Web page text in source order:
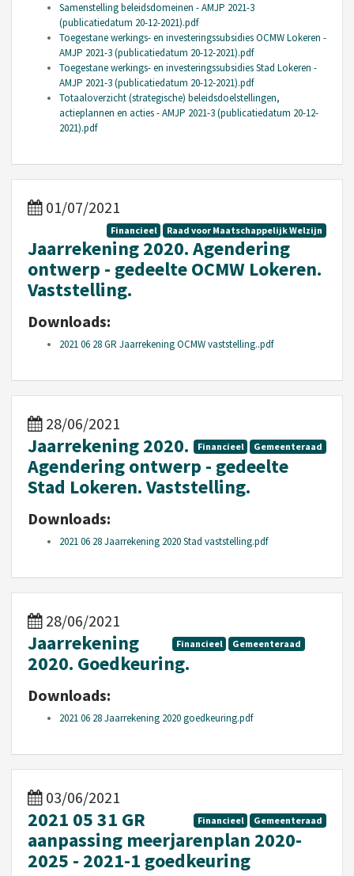
Samenstelling beleidsdomeinen - AMJP 2021-3
(publicatiedatum 20-12-2021).pdf
Toegestane werkings- en investeringssubsidies OCMW Lokeren -
AMJP 2021-3 (publicatiedatum 20-12-2021).pdf
Toegestane werkings- en investeringssubsidies Stad Lokeren -
AMJP 2021-3 (publicatiedatum 20-12-2021).pdf
Totaaloverzicht (strategische) beleidsdoelstellingen,
actieplannen en acties - AMJP 2021-3 (publicatiedatum 20-12-
2021).pdf
01/07/2021
Financieel Raad voor Maatschappelijk Welzijn
Jaarrekening 2020. Agendering
ontwerp - gedeelte OCMW Lokeren.
Vaststelling.
Downloads:
2021 06 28 GR Jaarrekening OCMW vaststelling..pdf
28/06/2021
Financieel Gemeenteraad
Jaarrekening 2020.
Agendering ontwerp - gedeelte
Stad Lokeren. Vaststelling.
Downloads:
2021 06 28 Jaarrekening 2020 Stad vaststelling.pdf
28/06/2021
Financieel Gemeenteraad
Jaarrekening
2020. Goedkeuring.
Downloads:
2021 06 28 Jaarrekening 2020 goedkeuring.pdf
03/06/2021
Financieel Gemeenteraad
2021 05 31 GR
aanpassing meerjarenplan 2020-
2025 - 2021-1 goedkeuring